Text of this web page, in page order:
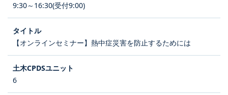
9:30～16:30(受付9:00)
【オンラインセミナー】熱中症災害を防止するためには
6